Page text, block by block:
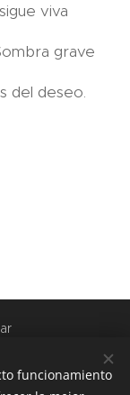
viva
grave
del deseo.
funcionamiento